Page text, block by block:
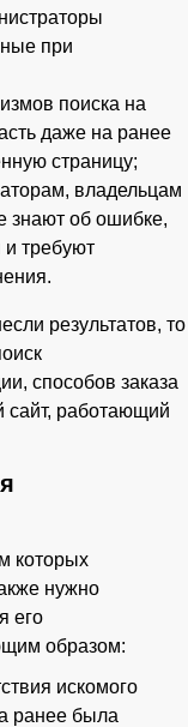
при
поиска на
даже на ранее
страницу;
владельцам
знают об ошибке,
требуют
результатов, то
способов заказа
сайт, работающий
которых
нужно
его
образом:
искомого
ранее была